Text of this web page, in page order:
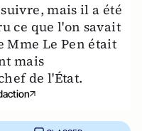
mais il a été
ce que l'on savait
Mme Le Pen était
mais
de l'État.